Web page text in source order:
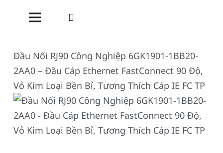
Đầu Nối RJ90 Công Nghiệp 6GK1901-1BB20-
2AA0 – Đầu Cáp Ethernet FastConnect 90 Độ,
Vỏ Kim Loại Bền Bỉ, Tương Thích Cáp IE FC TP